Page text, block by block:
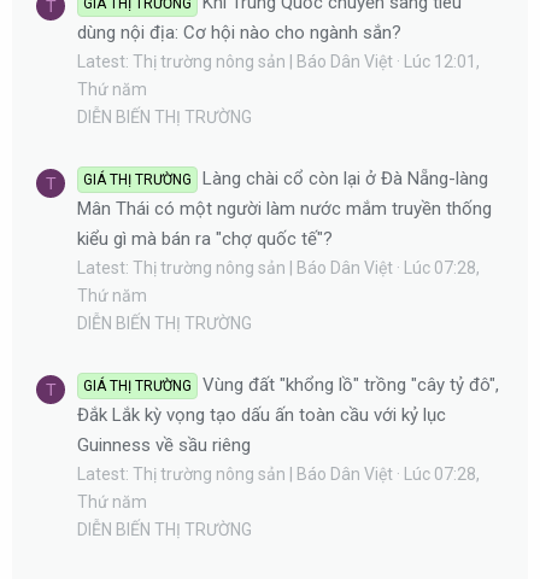
T
dùng nội địa: Cơ hội nào cho ngành sắn?
Latest: Thị trường nông sản | Báo Dân Việt
Lúc 12:01,
Thứ năm
DIỄN BIẾN THỊ TRƯỜNG
T GIÁ THỊ TRƯỜNG
Làng chài cổ còn lại ở Đà Nẵng-làng
Mân Thái có một người làm nước mắm truyền thống
kiểu gì mà bán ra "chợ quốc tế"?
Latest: Thị trường nông sản | Báo Dân Việt
Lúc 07:28,
Thứ năm
DIỄN BIẾN THỊ TRƯỜNG
T GIÁ THỊ TRƯỜNG
Vùng đất "khổng lồ" trồng "cây tỷ đô",
Đắk Lắk kỳ vọng tạo dấu ấn toàn cầu với kỷ lục
Guinness về sầu riêng
Latest: Thị trường nông sản | Báo Dân Việt
Lúc 07:28,
Thứ năm
DIỄN BIẾN THỊ TRƯỜNG